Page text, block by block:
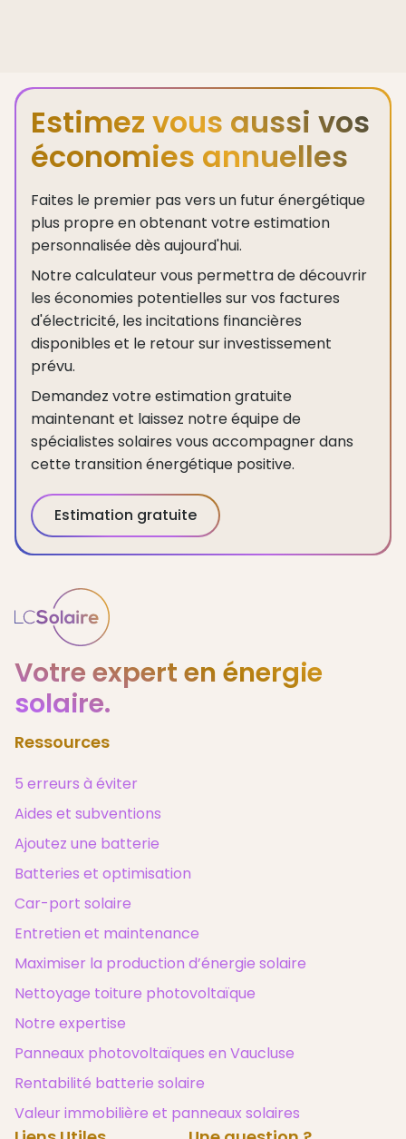
Estimez vous aussi vos
économies annuelles
Faites le premier pas vers un futur énergétique
plus propre en obtenant votre estimation
personnalisée dès aujourd'hui.
Notre calculateur vous permettra de découvrir
les économies potentielles sur vos factures
d'électricité, les incitations financières
disponibles et le retour sur investissement
prévu.
Demandez votre estimation gratuite
maintenant et laissez notre équipe de
spécialistes solaires vous accompagner dans
cette transition énergétique positive.
Estimation gratuite
Votre expert en énergie
solaire.
Ressources
5 erreurs à éviter
Aides et subventions
Ajoutez une batterie
Batteries et optimisation
Car-port solaire
Entretien et maintenance
Maximiser la production d’énergie solaire
Nettoyage toiture photovoltaïque
Notre expertise
Panneaux photovoltaïques en Vaucluse
Rentabilité batterie solaire
Valeur immobilière et panneaux solaires